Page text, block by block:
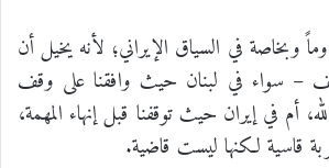
وبخاصة في السياق الإيراني؛ لأنه يخيل أن
– سواء في لبنان حيث وافقنا على وقف
أم في إيران حيث توقفنا قبل إنهاء المهمة،
قاسية لكنها ليست قاضية.